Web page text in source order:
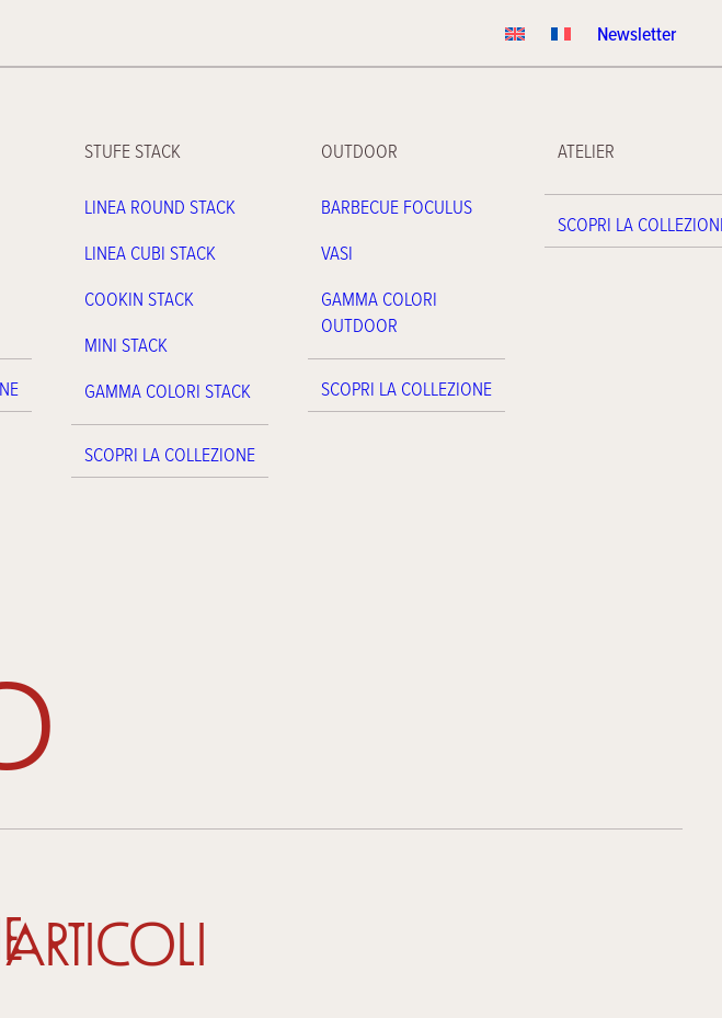
Newsletter
STUFE STACK
LINEA ROUND STACK
LINEA CUBI STACK
COOKIN STACK
MINI STACK
GAMMA COLORI STACK
SCOPRI LA COLLEZIONE
OUTDOOR
BARBECUE FOCULUS
VASI
GAMMA COLORI
OUTDOOR
SCOPRI LA COLLEZIONE
ATELIER
SCOPRI LA
Articoli